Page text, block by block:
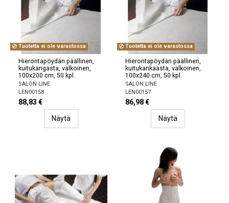
Tuotetta ei ole varastossa
Hierontapöydän päällinen,
kuitukangasta, valkoinen,
100x200 cm, 50 kpl.
SALON LINE
LEN00158
88,83 €
Näytä
Tuotetta ei ole varastossa
Hierontapöydän päällinen,
kuitukankaasta, valkoinen,
100x240 cm, 50 kpl.
SALON LINE
LEN00157
86,98 €
Näytä